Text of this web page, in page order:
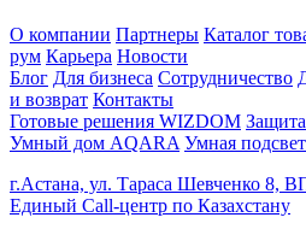
О компании Партнеры Каталог
рум Карьера Новости
Блог Для бизнеса Сотрудничество
и возврат Контакты
Готовые решения WIZDOM
Умный дом AQARA Умная
г.Астана, ул. Тараса Шевченко 8,
Единый Call-центр по Казахстану